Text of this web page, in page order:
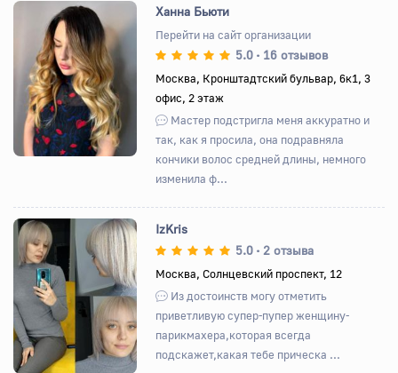
Назад Вперед
Ханна Бьюти
Перейти на сайт организации
5.0 • 16 отзывов
Москва, Кронштадтский бульвар, 6к1, 3
офис, 2 этаж
Мастер подстригла меня аккуратно и
так, как я просила, она подравняла
кончики волос средней длины, немного
изменила ф...
Назад Вперед
IzKris
5.0 • 2 отзыва
Москва, Солнцевский проспект, 12
Из достоинств могу отметить
приветливую супер-пупер женщину-
парикмахера,которая всегда
подскажет,какая тебе прическа ...